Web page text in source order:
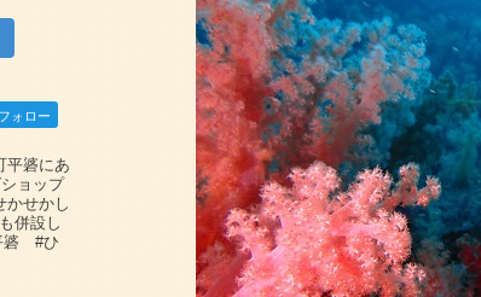
フォロー
平碆にあ
ョップ
かせかし
併設し
碆 #ひ